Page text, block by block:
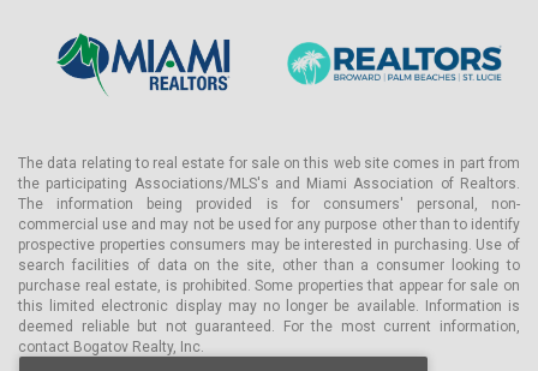
The data relating to real estate for sale on this web site comes in part from
the participating Associations/MLS's and Miami Association of Realtors.
The information being provided is for consumers' personal, non-
commercial use and may not be used for any purpose other than to identify
prospective properties consumers may be interested in purchasing. Use of
search facilities of data on the site, other than a consumer looking to
purchase real estate, is prohibited. Some properties that appear for sale on
this limited electronic display may no longer be available. Information is
deemed reliable but not guaranteed. For the most current information,
contact Bogatov Realty, Inc.